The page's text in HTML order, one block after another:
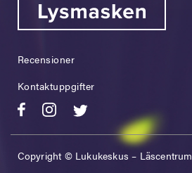
Recensioner
Kontaktuppgifter
Copyright © Lukukeskus – Läscentrum